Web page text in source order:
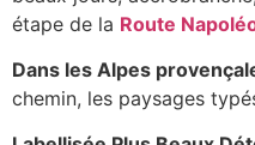
étape de la Route
Dans les Alpes
chemin, les paysages